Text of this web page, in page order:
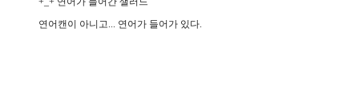
연어캔이 아니고... 연어가 들어가 있다.